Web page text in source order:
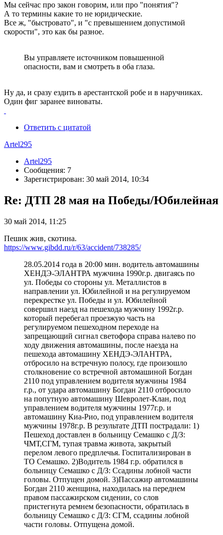
Мы сейчас про закон говорим, или про "понятия"?
А то термины какие то не юридические.
Все ж, "быстровато", и "с превышением допустимой
скорости", это как бы разное.
Вы управляете источником повышенной
опасности, вам и смотреть в оба глаза.
Ну да, и сразу ездить в арестантской робе и в наручниках.
Один фиг заранее виноваты.
Ответить с цитатой
Artel295
Artel295
Сообщения: 7
Зарегистрирован: 30 май 2014, 10:34
Re: ДТП 28 мая на Победы/Юбилейная
30 май 2014, 11:25
Пешик жив, скотина.
https://www.gibdd.ru/r/63/accident/738285/
28.05.2014 года в 20:00 мин. водитель автомашины
ХЕНДЭ-ЭЛАНТРА мужчина 1990г.р. двигаясь по
ул. Победы со стороны ул. Металлистов в
направлении ул. Юбилейной и на регулируемом
перекрестке ул. Победы и ул. Юбилейной
совершил наезд на пешехода мужчину 1992г.р.
который перебегал проезжую часть на
регулируемом пешеходном переходе на
запрещающий сигнал светофора справа налево по
ходу движения автомашины, после наезда на
пешехода автомашину ХЕНДЭ-ЭЛАНТРА,
отбросило на встречную полосу, где произошло
столкновение со встречной автомашиной Богдан
2110 под управлением водителя мужчины 1984
г.р., от удара автомашину Богдан 2110 отбросило
на попутную автомашину Шевролет-Клан, под
управлением водителя мужчины 1977г.р. и
автомашину Киа-Рио, под управлением водителя
мужчины 1978г.р. В результате ДТП пострадали: 1)
Пешеход доставлен в больницу Семашко с Д/З:
ЧМТ,СГМ, тупая травма живота, закрытый
перелом левого предплечья. Госпитализирован в
ТО Семашко. 2)Водитель 1984 г.р. обратился в
больницу Семашко с Д/З: Ссадины лобной части
головы. Отпущен домой. 3)Пассажир автомашины
Богдан 2110 женщина, находилась на переднем
правом пассажирском сидении, со слов
пристегнута ремнем безопасности, обратилась в
больницу Семашко с Д/З: СГМ, ссадины лобной
части головы. Отпущена домой.